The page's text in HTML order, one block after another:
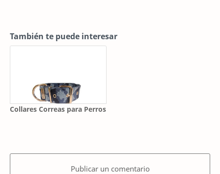
También te puede interesar
Collares Correas para Perros
Publicar un comentario